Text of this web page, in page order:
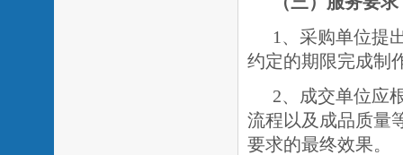
1、采购单位提
约定的期限完成制
2、成交单位应
流程以及成品质量
要求的最终效果。